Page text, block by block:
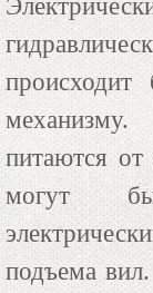
происходит
питаются
могут
подъема